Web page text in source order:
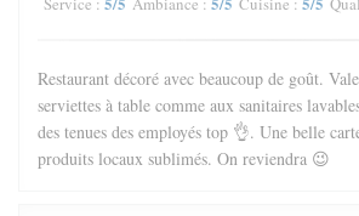
Restaurant décoré avec beaucoup de goût.
serviettes à table comme aux sanitaires
des tenues des employés top 👌. Une belle
produits locaux sublimés. On reviendra 😉